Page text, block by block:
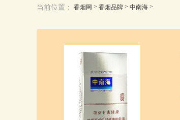
当前位置： 香烟网 > 香烟品牌 > 中南海 >